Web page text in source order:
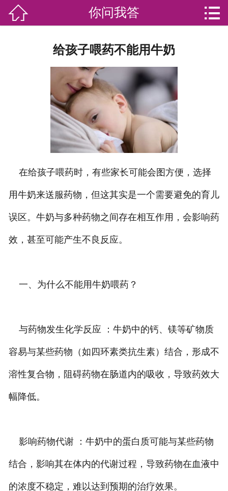
加盟苏家联
荣誉资质
家政资讯
你问我答
关于我们
联系我们
 你问我答 
给孩子喂药不能用牛奶
在给孩子喂药时，有些家长可能会图方便，选择
用牛奶来送服药物，但这其实是一个需要避免的育儿
误区。牛奶与多种药物之间存在相互作用，会影响药
效，甚至可能产生不良反应。
一、为什么不能用牛奶喂药？
与药物发生化学反应 ：牛奶中的钙、镁等矿物质
容易与某些药物（如四环素类抗生素）结合，形成不
溶性复合物，阻碍药物在肠道内的吸收，导致药效大
幅降低。
影响药物代谢 ：牛奶中的蛋白质可能与某些药物
结合，影响其在体内的代谢过程，导致药物在血液中
的浓度不稳定，难以达到预期的治疗效果。